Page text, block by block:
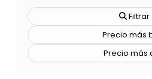
mucho tiempo. además, son
permite elegir los colores, estilos y
tu marca. 🧢 ya sea para un
promocional o simplemente para
gorras baratas son la opción ideal. no
Filtrar
Precio más
Precio más